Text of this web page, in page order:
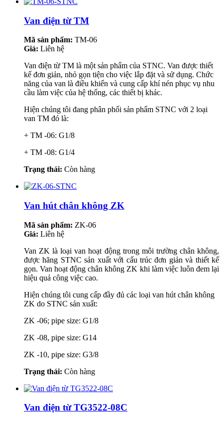
Van điện từ TM
Mã sản phẩm: TM-06
Giá: Liên hệ
Van điện từ TM là một sản phẩm của STNC. Van được thiết
kế đơn giản, nhỏ gọn tiện cho việc lắp đặt và sử dụng. Chức
năng của van là điều khiển và cung cấp khí nén phục vụ nhu
cầu làm việc của hệ thống, các thiết bị khác.
Hiện chúng tôi đang phân phối sản phẩm STNC với 2 loại
van TM đó là:
+ TM -06: G1/8
+ TM -08: G1/4
Trạng thái: Còn hàng
Van hút chân không ZK
Mã sản phẩm: ZK-06
Giá: Liên hệ
Van ZK là loại van hoạt động trong môi trường chân không,
được hãng STNC sản xuất với cấu trúc đơn giản và thiết kế
gọn. Van hoạt động chân không ZK khi làm việc luôn đem lại
hiệu quả công việc cao.
Hiện chúng tôi cung cấp đầy đủ các loại van hút chân không
ZK do STNC sản xuất:
ZK -06; pipe size: G1/8
ZK -08, pipe size: G14
ZK -10, pipe size: G3/8
Trạng thái: Còn hàng
Van điện từ TG3522-08C